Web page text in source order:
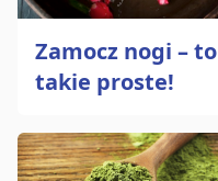
Zamocz nogi – to
takie proste!